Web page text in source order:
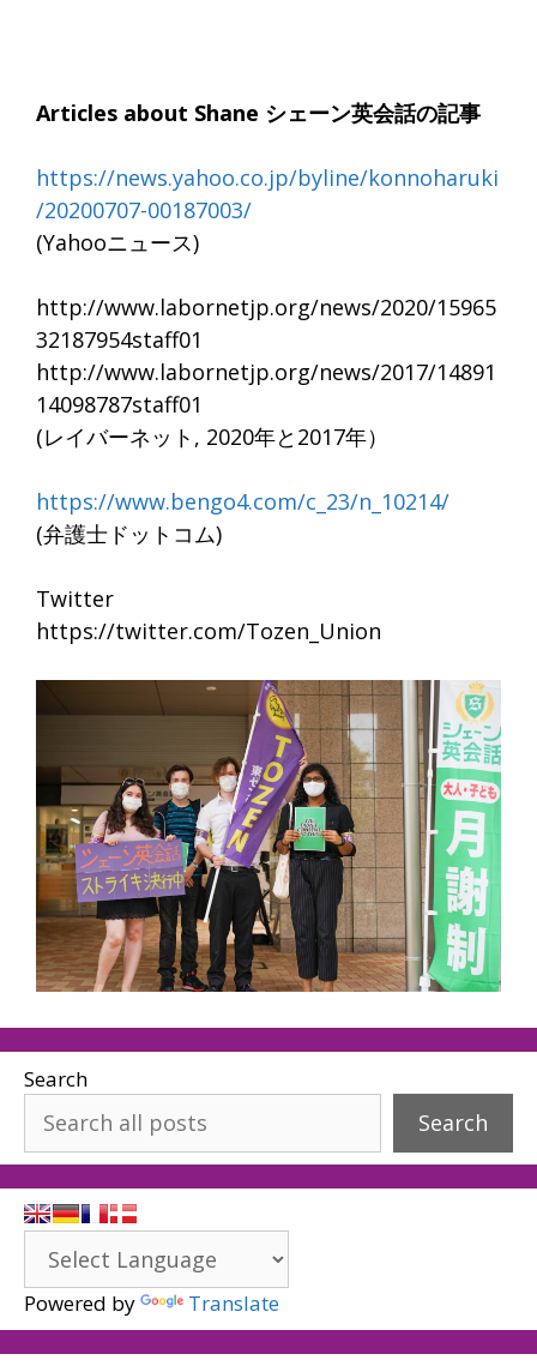
Articles about Shane シェーン英会話の記事
https://news.yahoo.co.jp/byline/konnoharuki
/20200707-00187003/
(Yahooニュース)
http://www.labornetjp.org/news/2020/15965
32187954staff01
http://www.labornetjp.org/news/2017/14891
14098787staff01
(レイバーネット, 2020年と2017年）
https://www.bengo4.com/c_23/n_10214/
(弁護士ドットコム)
Twitter
https://twitter.com/Tozen_Union
Search
Search
Powered by Translate